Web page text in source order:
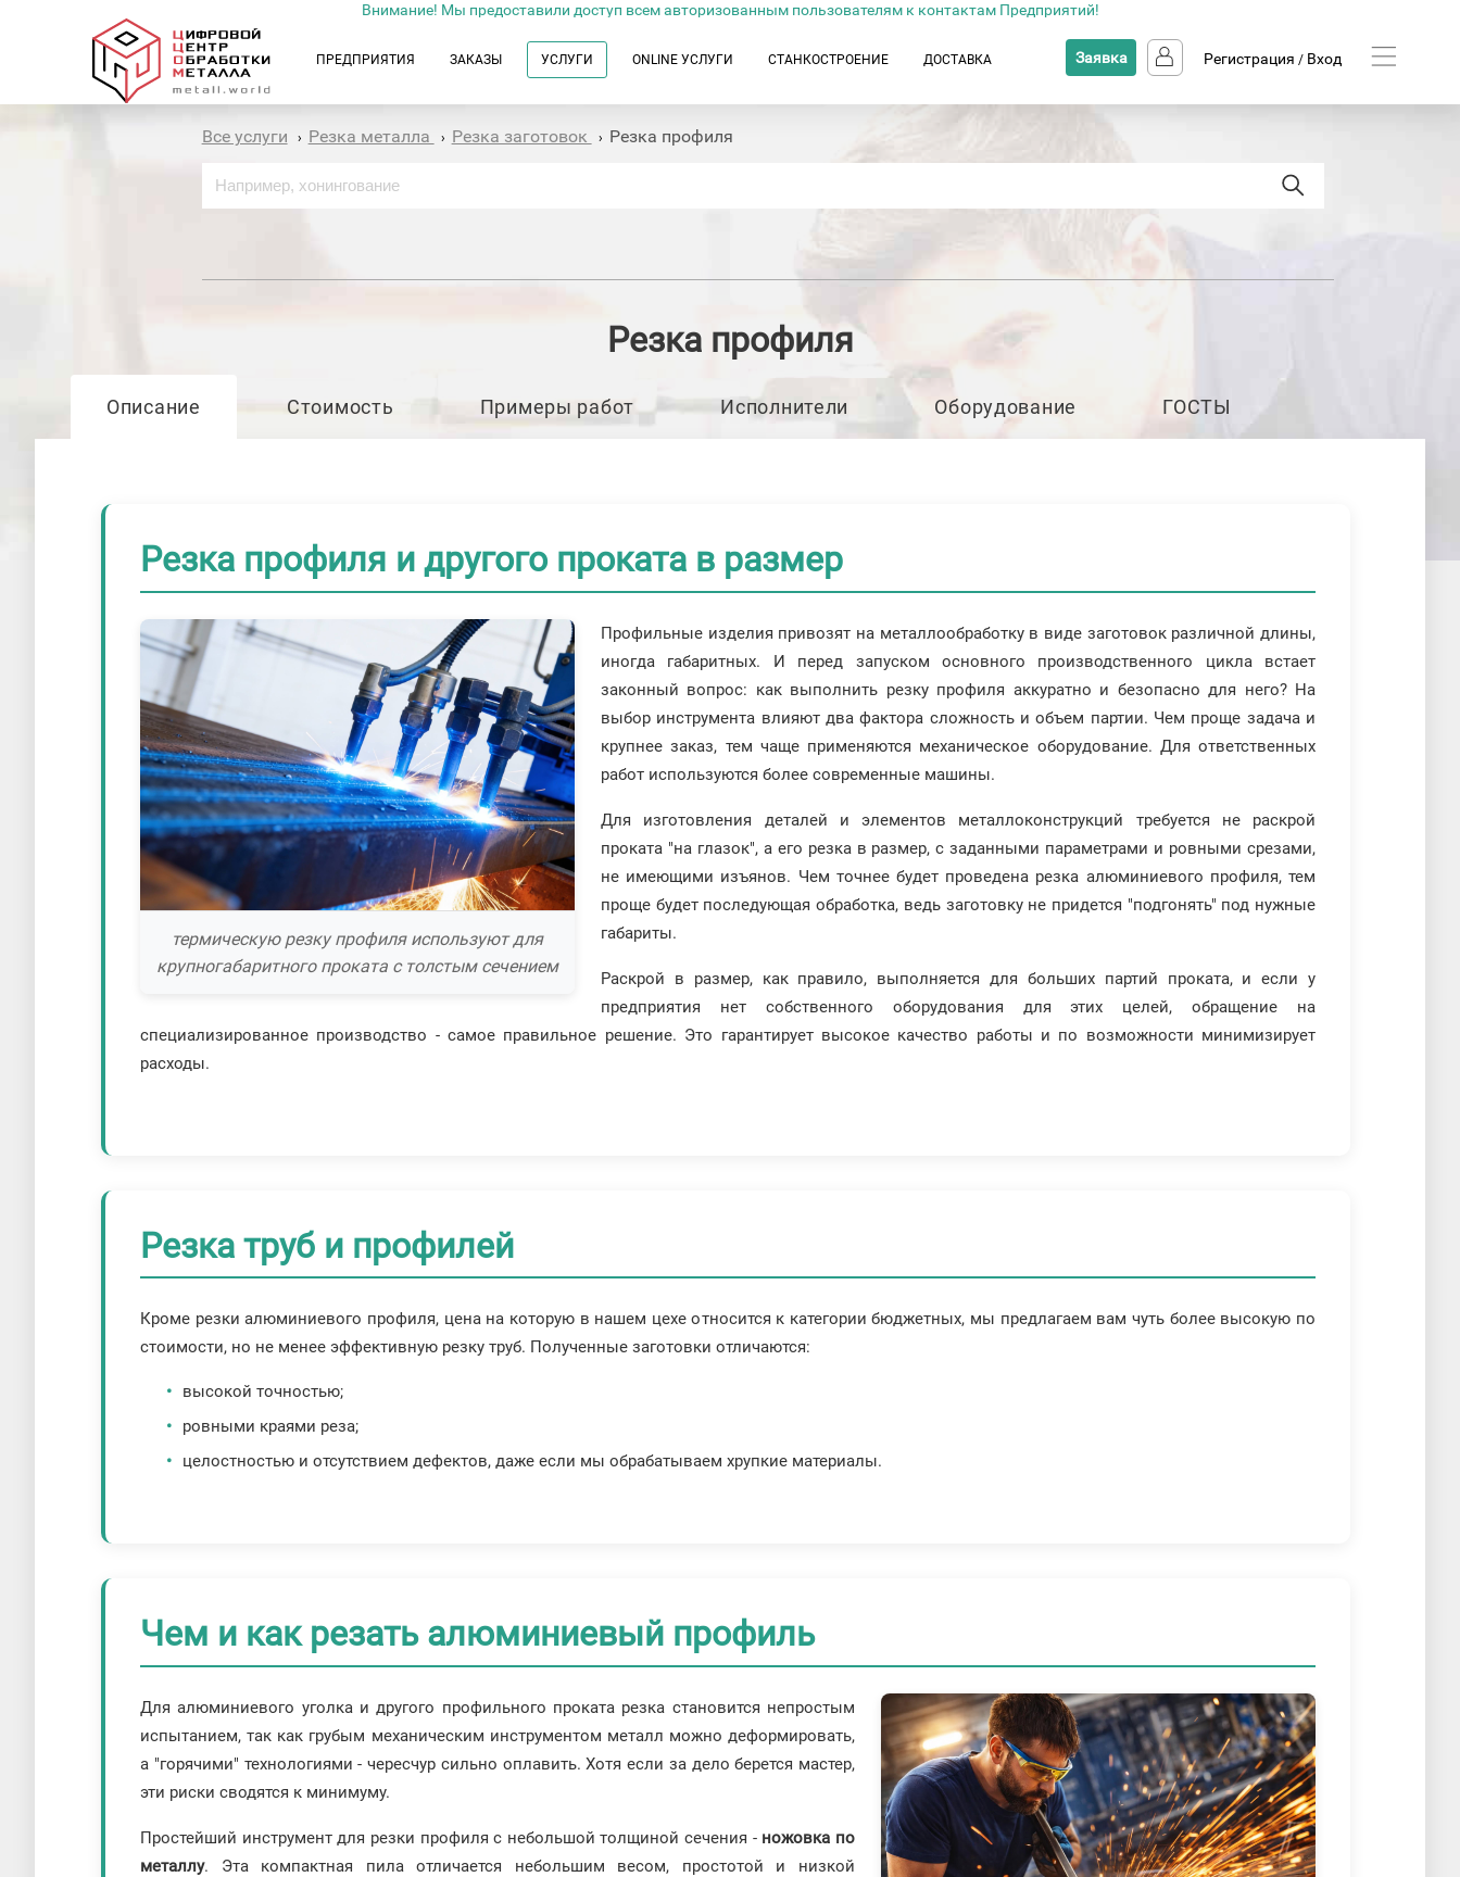
Внимание! Мы предоставили доступ всем авторизованным пользователям к контактам Предприятий!
ПРЕДПРИЯТИЯ ЗАКАЗЫ УСЛУГИ ONLINE УСЛУГИ СТАНКОСТРОЕНИЕ ДОСТАВКА Заявка Регистрация / Вход
Все услуги › Резка металла › Резка заготовок › Резка профиля
Резка профиля
Описание Стоимость Примеры работ Исполнители Оборудование ГОСТЫ
Резка профиля и другого проката в размер
термическую резку профиля используют для
крупногабаритного проката с толстым сечением
Профильные изделия привозят на металлообработку в виде заготовок различной длины,
иногда габаритных. И перед запуском основного производственного цикла встает
законный вопрос: как выполнить резку профиля аккуратно и безопасно для него? На
выбор инструмента влияют два фактора сложность и объем партии. Чем проще задача и
крупнее заказ, тем чаще применяются механическое оборудование. Для ответственных
работ используются более современные машины.
Для изготовления деталей и элементов металлоконструкций требуется не раскрой
проката "на глазок", а его резка в размер, с заданными параметрами и ровными срезами,
не имеющими изъянов. Чем точнее будет проведена резка алюминиевого профиля, тем
проще будет последующая обработка, ведь заготовку не придется "подгонять" под нужные
габариты.
Раскрой в размер, как правило, выполняется для больших партий проката, и если у
предприятия нет собственного оборудования для этих целей, обращение на
специализированное производство - самое правильное решение. Это гарантирует высокое качество работы и по возможности минимизирует
расходы.
Резка труб и профилей
Кроме резки алюминиевого профиля, цена на которую в нашем цехе относится к категории бюджетных, мы предлагаем вам чуть более высокую по
стоимости, но не менее эффективную резку труб. Полученные заготовки отличаются:
высокой точностью;
ровными краями реза;
целостностью и отсутствием дефектов, даже если мы обрабатываем хрупкие материалы.
Чем и как резать алюминиевый профиль
Для алюминиевого уголка и другого профильного проката резка становится непростым
испытанием, так как грубым механическим инструментом металл можно деформировать,
а "горячими" технологиями - чересчур сильно оплавить. Хотя если за дело берется мастер,
эти риски сводятся к минимуму.
Простейший инструмент для резки профиля с небольшой толщиной сечения - ножовка по
металлу. Эта компактная пила отличается небольшим весом, простотой и низкой